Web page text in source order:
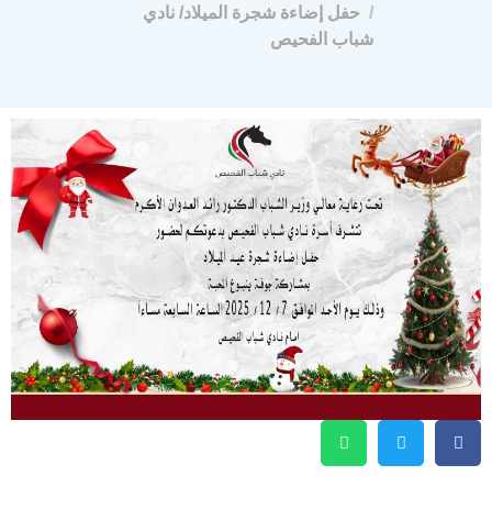
حفل إضاءة شجرة الميلاد/ نادي
شباب الفحيص